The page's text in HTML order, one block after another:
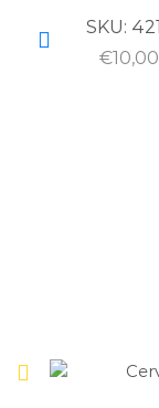
SKU:
€10,00